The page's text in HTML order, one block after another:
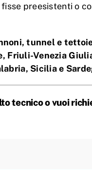
preesistenti o
tunnel e
Friuli-Venezia
Sicilia e
tecnico o vuoi